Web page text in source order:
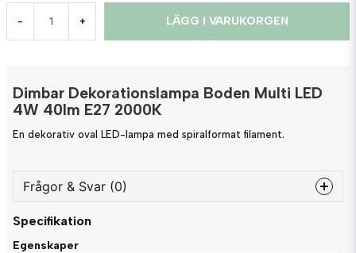
- + LÄGG I VARUKORGEN
Dimbar Dekorationslampa Boden Multi LED
4W 40lm E27 2000K
En dekorativ oval LED-lampa med spiralformat filament.
Frågor & Svar (0)
question
Specifikation
Egenskaper